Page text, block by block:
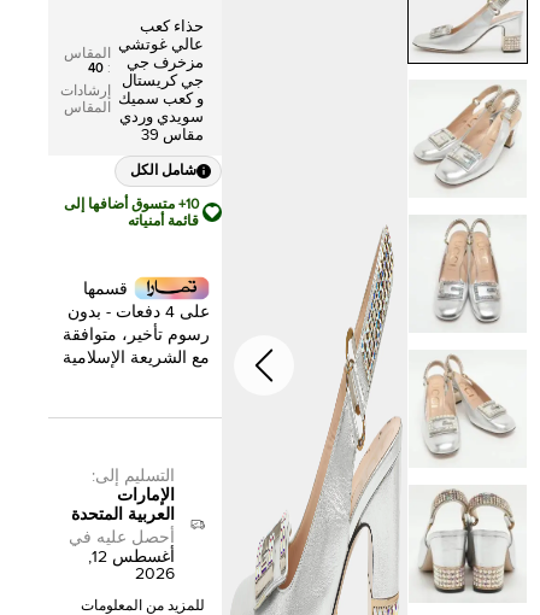
حذاء كعب
عالي غوتشي
مزخرف جي
جي كريستال
و كعب سميك
سويدي وردي
مقاس 39
المقاس
:
40
إرشادات
المقاس
شامل الكل
10+ متسوق أضافها إلى
قائمة أمنياته
قسمها
على 4 دفعات - بدون
رسوم تأخير، متوافقة
مع الشريعة الإسلامية
التسليم إلى:
الإمارات
العربية المتحدة
أحصل عليه في
أغسطس 12,
2026
للمزيد من المعلومات